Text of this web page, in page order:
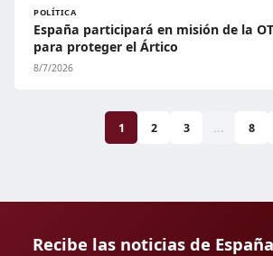
POLÍTICA
España participará en misión de la
para proteger el Ártico
8/7/2026
1 2 3 ... 8
Recibe las noticias de